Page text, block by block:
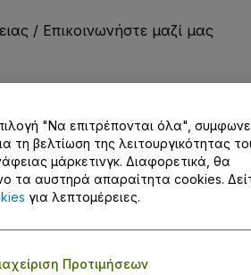
/ Επικοινωνήστε μαζί μας
viagogo GmbH 2026 Στοιχεία εταιρείας
συνιστά αποδοχή τωνΌρων και
απορρήτουκαιΠολιτικής για τα
για κινητά
μου στοιχεία / τις επιλογές
"Να επιτρέπονται όλα",
τη βελτίωση της λειτουργικότητας
μάρκετινγκ. Διαφορετικά, θα
τα αυστηρά απαραίτητα cookies.
για λεπτομέρειες.
Προτιμήσεων